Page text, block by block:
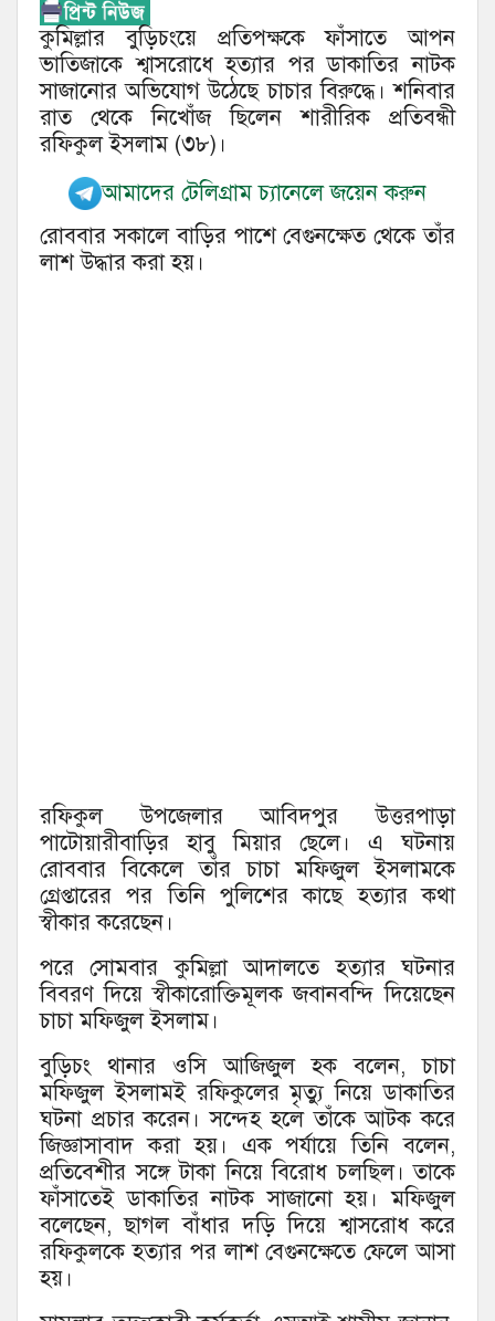
কুমিল্লার বুড়িচংয়ে প্রতিপক্ষকে ফাঁসাতে আপন
ভাতিজাকে শ্বাসরোধে হত্যার পর ডাকাতির নাটক
সাজানোর অভিযোগ উঠেছে চাচার বিরুদ্ধে। শনিবার
রাত থেকে নিখোঁজ ছিলেন শারীরিক প্রতিবন্ধী
রফিকুল ইসলাম (৩৮)।
আমাদের টেলিগ্রাম চ্যানেলে জয়েন করুন
রোববার সকালে বাড়ির পাশে বেগুনক্ষেত থেকে তাঁর
লাশ উদ্ধার করা হয়।
রফিকুল উপজেলার আবিদপুর উত্তরপাড়া
পাটোয়ারীবাড়ির হাবু মিয়ার ছেলে। এ ঘটনায়
রোববার বিকেলে তাঁর চাচা মফিজুল ইসলামকে
গ্রেপ্তারের পর তিনি পুলিশের কাছে হত্যার কথা
স্বীকার করেছেন।
পরে সোমবার কুমিল্লা আদালতে হত্যার ঘটনার
বিবরণ দিয়ে স্বীকারোক্তিমূলক জবানবন্দি দিয়েছেন
চাচা মফিজুল ইসলাম।
বুড়িচং থানার ওসি আজিজুল হক বলেন, চাচা
মফিজুল ইসলামই রফিকুলের মৃত্যু নিয়ে ডাকাতির
ঘটনা প্রচার করেন। সন্দেহ হলে তাঁকে আটক করে
জিজ্ঞাসাবাদ করা হয়। এক পর্যায়ে তিনি বলেন,
প্রতিবেশীর সঙ্গে টাকা নিয়ে বিরোধ চলছিল। তাকে
ফাঁসাতেই ডাকাতির নাটক সাজানো হয়। মফিজুল
বলেছেন, ছাগল বাঁধার দড়ি দিয়ে শ্বাসরোধ করে
রফিকুলকে হত্যার পর লাশ বেগুনক্ষেতে ফেলে আসা
হয়।